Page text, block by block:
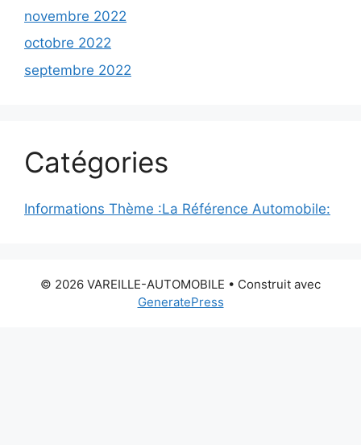
novembre 2022
octobre 2022
septembre 2022
Catégories
Informations Thème :La Référence Automobile:
© 2026 VAREILLE-AUTOMOBILE • Construit avec
GeneratePress